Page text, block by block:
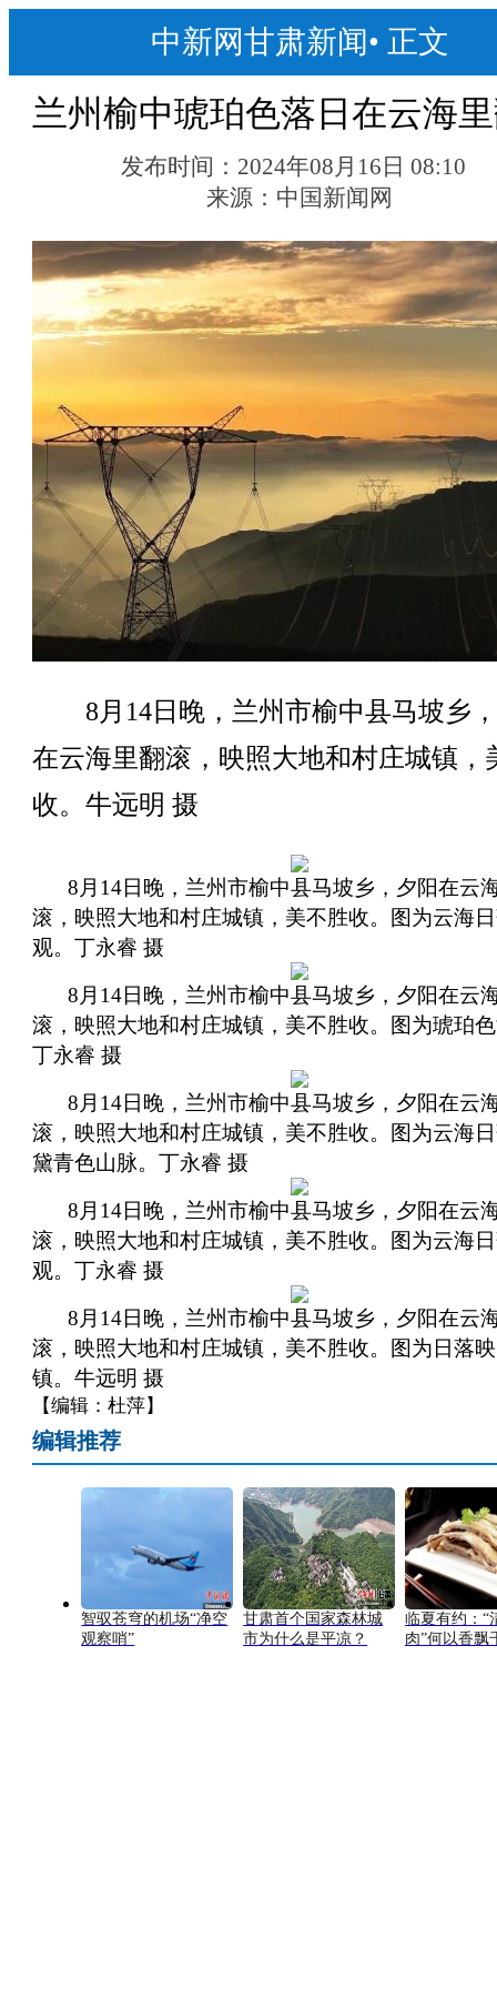
中新网甘肃新闻• 正文
兰州榆中琥珀色落日在云海
发布时间： 2024年08月16日 08:10
来源： 中国新闻网
8月14日晚，兰州市榆中县马坡乡
在云海里翻滚，映照大地和村庄城镇，
收。牛远明 摄
8月14日晚，兰州市榆中县马坡乡，夕阳在云
滚，映照大地和村庄城镇，美不胜收。图为云海
观。丁永睿 摄
8月14日晚，兰州市榆中县马坡乡，夕阳在云
滚，映照大地和村庄城镇，美不胜收。图为琥珀
丁永睿 摄
8月14日晚，兰州市榆中县马坡乡，夕阳在云
滚，映照大地和村庄城镇，美不胜收。图为云海
黛青色山脉。丁永睿 摄
8月14日晚，兰州市榆中县马坡乡，夕阳在云
滚，映照大地和村庄城镇，美不胜收。图为云海
观。丁永睿 摄
8月14日晚，兰州市榆中县马坡乡，夕阳在云
滚，映照大地和村庄城镇，美不胜收。图为日落
镇。牛远明 摄
【编辑：杜萍】
编辑推荐
智驭苍穹的机场“净空
观察哨”
甘肃首个国家森林城
市为什么是平凉？
临夏有约：“
肉”何以香飘